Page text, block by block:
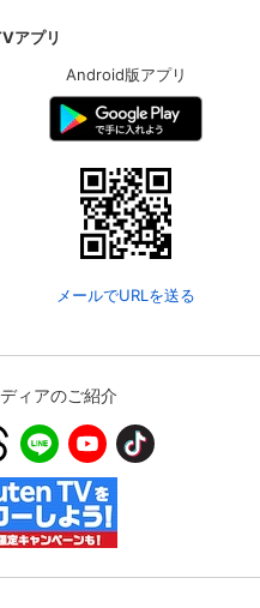
アプリ
Android版アプリ
メールでURLを送る
ィアのご紹介